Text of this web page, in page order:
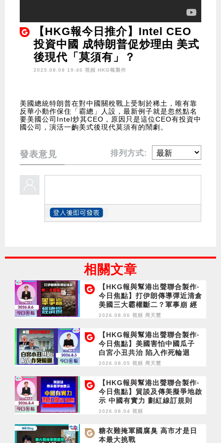
【HKG報今日推介】Intel CEO
投資中國 成特朗普促炒理由 美式
後現代「莫須有」？
2025.08.08 19:46 視頻 HKG報製作
美國總統特朗普在對中國關稅戰上受制於稀土，唯有靠
反華小動作保住「霸總」人設，最新例子就是忽然點名
要美國公司Intel炒其CEO，原因只是這位CEO有投資中
國公司，演活一齣美式後現代莫須有的鬧劇。
發表意見 排列方式:
相關文章
【HKG報與幫港出聲聯合製作‧
今日焦點】打伊朗傳導彈近清倉
美國三大霸權斷二？軍事崩 經
濟損
2026.08.06 視頻 周天慧
【HKG報與幫港出聲聯合製作‧
今日焦點】美國害怕中國瓜子
白宮小丑共治 陷入作死輪迴
2026.08.05 視頻 周天慧
【HKG報與幫港出聲聯合製作‧
今日焦點】貿談及傳美擬爭地啟
示 中國有實力 劃紅線訂規則
2026.08.04 視頻
糖衣難掩軍國腐臭 高市才是日
本最大挑戰